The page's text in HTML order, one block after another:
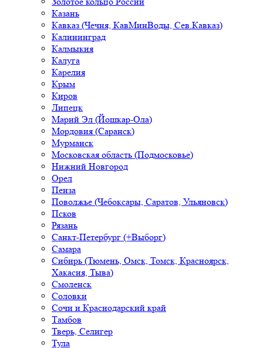
Казань
Кавказ (Чечня, КавМинВоды, Сев.Кавказ)
Калининград
Калмыкия
Калуга
Карелия
Крым
Киров
Липецк
Марий Эл (Йошкар-Ола)
Мордовия (Саранск)
Мурманск
Московская область (Подмосковье)
Нижний Новгород
Орел
Пенза
Поволжье (Чебоксары, Саратов, Ульяновск)
Псков
Рязань
Санкт-Петербург (+Выборг)
Самара
Сибирь (Тюмень, Омск, Томск, Красноярск,
Хакасия, Тыва)
Смоленск
Соловки
Сочи и Краснодарский край
Тамбов
Тверь, Селигер
Тула